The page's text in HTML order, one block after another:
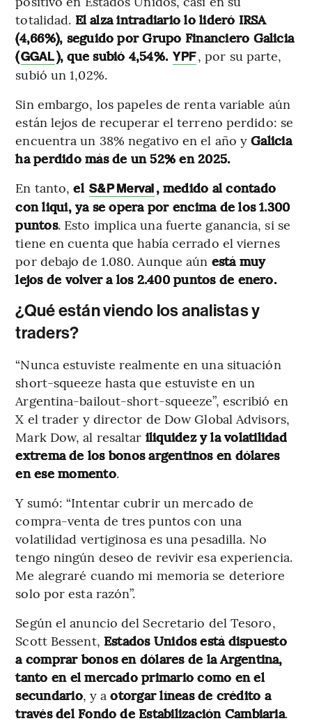
totalidad. El alza intradiario lo lideró IRSA
(4,66%), seguido por Grupo Financiero Galicia
(GGAL), que subió 4,54%. YPF, por su parte,
subió un 1,02%.
Sin embargo, los papeles de renta variable aún
están lejos de recuperar el terreno perdido: se
encuentra un 38% negativo en el año yGalicia
ha perdido más de un 52% en 2025.
En tanto,el S&P Merval, medido al contado
con liqui, ya se opera por encima de los 1.300
puntos. Esto implica una fuerte ganancia, si se
tiene en cuenta que había cerrado el viernes
por debajo de 1.080. Aunque aún está muy
lejos de volver a los 2.400 puntos de enero.
¿Qué están viendo los analistas y
traders?
“Nunca estuviste realmente en una situación
short-squeeze hasta que estuviste en un
Argentina-bailout-short-squeeze”, escribió en
X el trader y director de Dow Global Advisors,
Mark Dow, al resaltar iliquidez y la volatilidad
extrema de los bonos argentinos en dólares
en ese momento.
Y sumó: “Intentar cubrir un mercado de
compra-venta de tres puntos con una
volatilidad vertiginosa es una pesadilla. No
tengo ningún deseo de revivir esa experiencia.
Me alegraré cuando mi memoria se deteriore
solo por esta razón”.
Según el anuncio del Secretario del Tesoro,
Scott Bessent, Estados Unidos está dispuesto
a comprar bonos en dólares de la Argentina,
tanto en el mercado primario como en el
secundario, y aotorgar líneas de crédito a
través del Fondo de Estabilización Cambiaria.